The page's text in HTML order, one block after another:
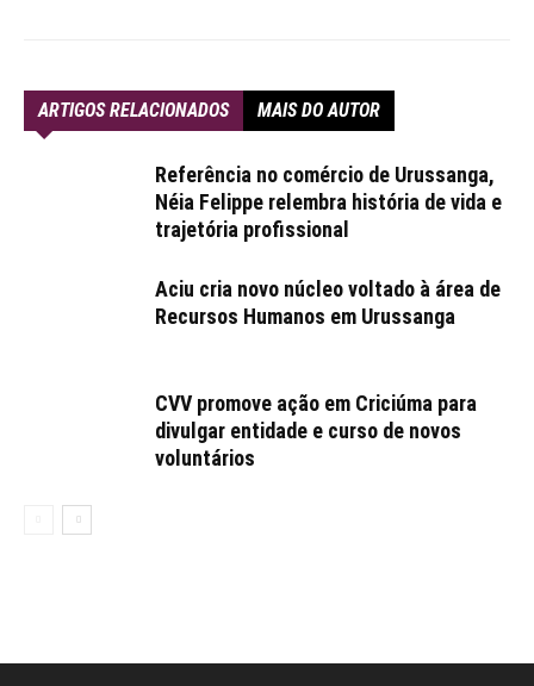
ARTIGOS RELACIONADOS MAIS DO AUTOR
Referência no comércio de Urussanga,
Néia Felippe relembra história de vida e
trajetória profissional
Aciu cria novo núcleo voltado à área de
Recursos Humanos em Urussanga
CVV promove ação em Criciúma para
divulgar entidade e curso de novos
voluntários